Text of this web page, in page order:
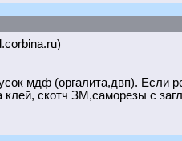
мдф (оргалита,двп). Если
скотч ЗМ,саморезы с